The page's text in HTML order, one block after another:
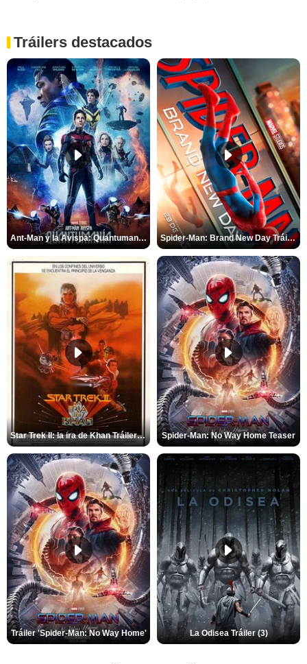
Tráilers destacados
Ant-Man y la Avispa: Quantumanía Tráiler (2) Spider-Man: Brand New Day Tráiler (3)
Star Trek II: la ira de Khan Tráiler VO Spider-Man: No Way Home Teaser
Tráiler 'Spider-Man: No Way Home' La Odisea Tráiler (3)